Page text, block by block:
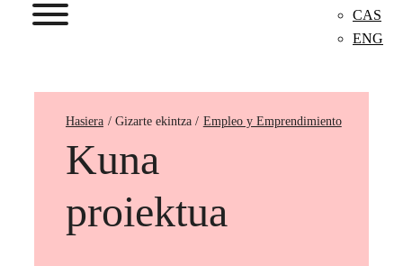
CAS
ENG
Hasiera Empleo y Emprendimiento
Kuna
proiektua